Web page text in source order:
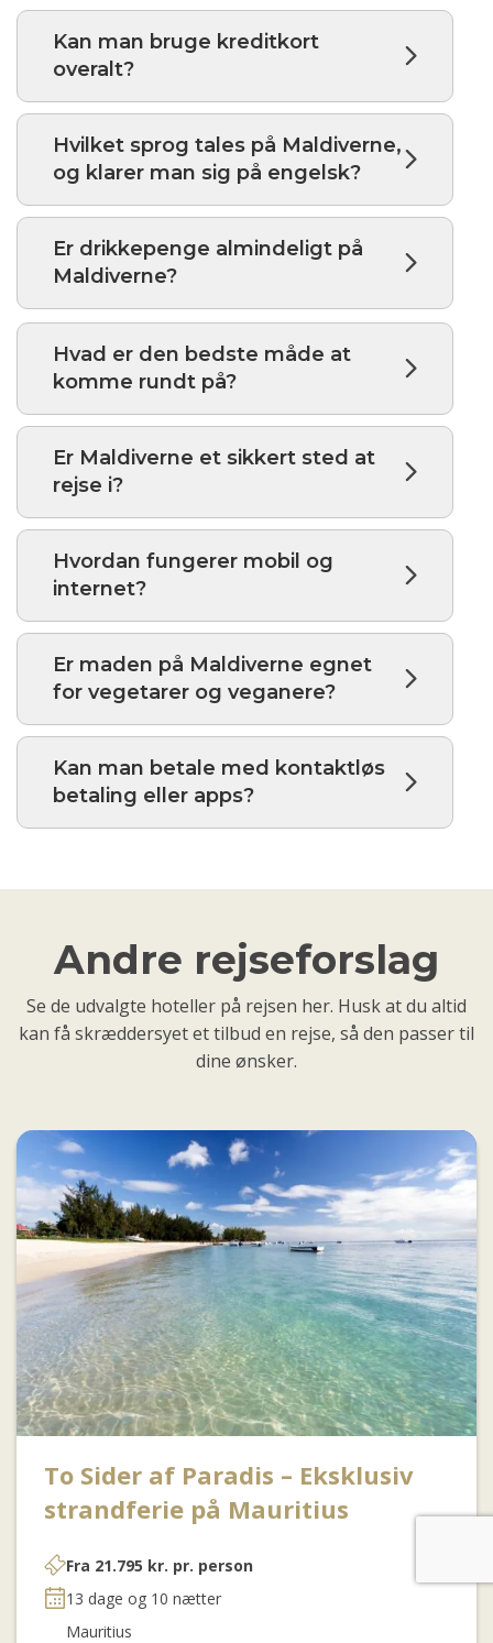
Kan man bruge kreditkort
overalt?
Hvilket sprog tales på Maldiverne,
og klarer man sig på engelsk?
Er drikkepenge almindeligt på
Maldiverne?
Hvad er den bedste måde at
komme rundt på?
Er Maldiverne et sikkert sted at
rejse i?
Hvordan fungerer mobil og
internet?
Er maden på Maldiverne egnet
for vegetarer og veganere?
Kan man betale med kontaktløs
betaling eller apps?
Andre rejseforslag
Se de udvalgte hoteller på rejsen her. Husk at du altid
kan få skræddersyet et tilbud en rejse, så den passer til
dine ønsker.
To Sider af Paradis – Eksklusiv
strandferie på Mauritius
Fra 21.795 kr. pr. person
13 dage og 10 nætter
Mauritius